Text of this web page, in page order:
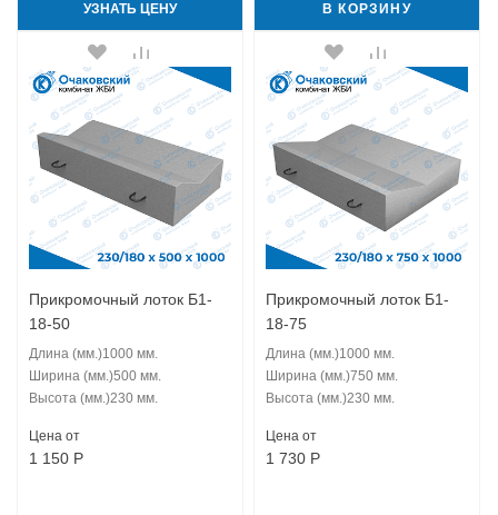
УЗНАТЬ ЦЕНУ В КОРЗИНУ
Прикромочный лоток Б1-
18-50
Длина (мм.)1000 мм.
Ширина (мм.)500 мм.
Высота (мм.)230 мм.
Цена от
1 150 Р
Прикромочный лоток Б1-
18-75
Длина (мм.)1000 мм.
Ширина (мм.)750 мм.
Высота (мм.)230 мм.
Цена от
1 730 Р